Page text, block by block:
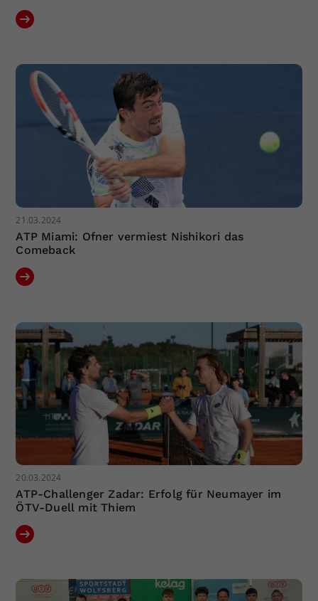
21.03.2024
ATP Miami: Ofner vermiest Nishikori das
Comeback
20.03.2024
ATP-Challenger Zadar: Erfolg für Neumayer im
ÖTV-Duell mit Thiem